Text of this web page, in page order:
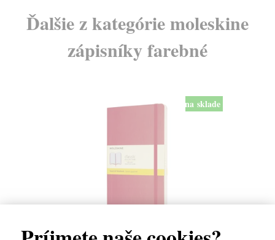
Ďalšie z kategórie moleskine
zápisníky farebné
na sklade